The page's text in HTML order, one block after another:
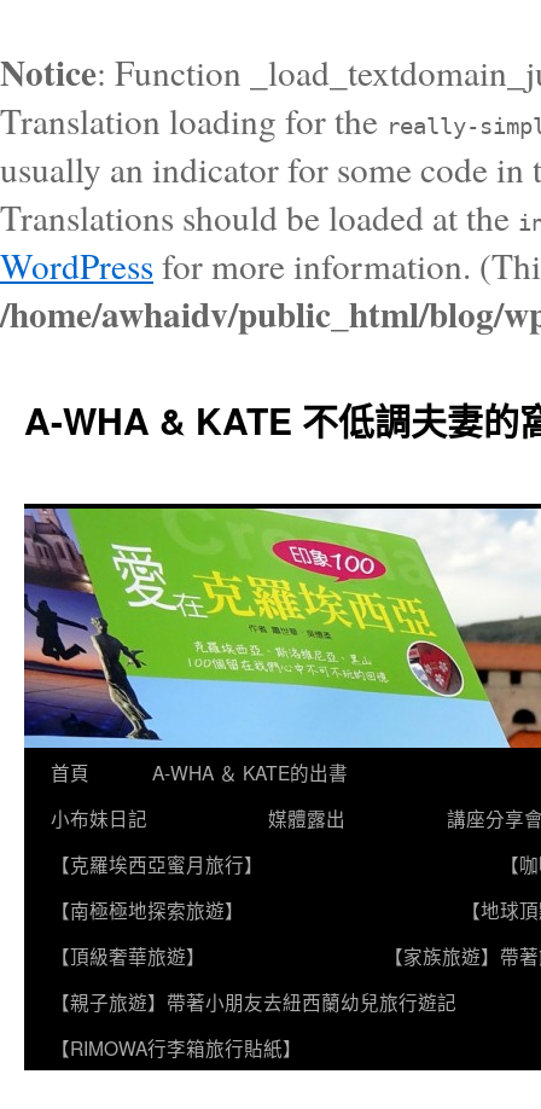
Notice: Function
Translation loading for the really-
usually an indicator for some code
Translations should be loaded at the
WordPressfor more information.
/home/awhaidv/public_html/blog/
A-WHA & KATE 不低調夫妻的
跳首頁
A-WHA ＆ KATE的出書
小布妹日記
媒體露出
講座分享
【克羅埃西亞蜜月旅行】
【
【南極極地探索旅遊】
【地球
【頂級奢華旅遊】
【家族旅遊】帶
【親子旅遊】帶著小朋友去紐西蘭幼兒旅行遊記
【RIMOWA行李箱旅行貼紙】